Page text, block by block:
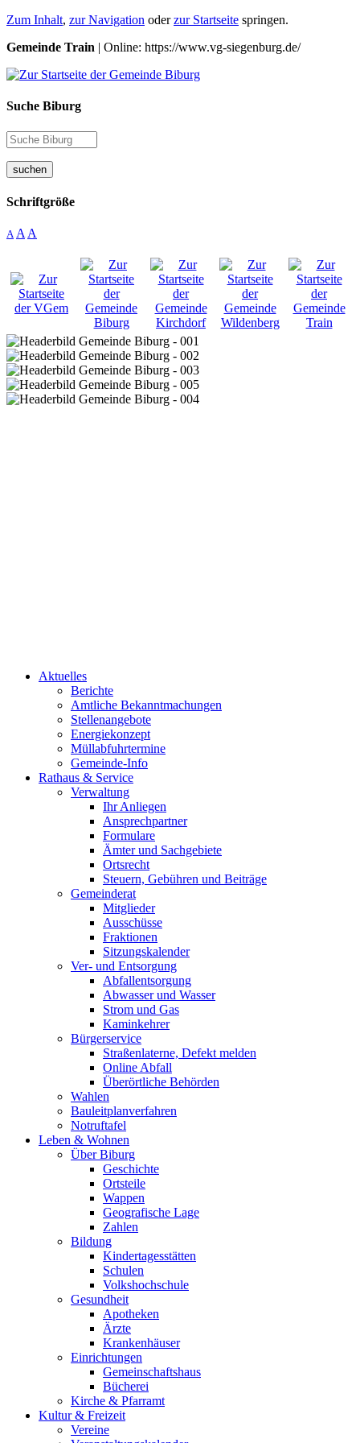
Zum Inhalt, zur Navigation oderzur Startseite springen.
Gemeinde Train | Online: https://www.vg-siegenburg.de/
Suche Biburg
suchen
Schriftgröße
A A A
Aktuelles
Berichte
Amtliche Bekanntmachungen
Stellenangebote
Energiekonzept
Müllabfuhrtermine
Gemeinde-Info
Rathaus & Service
Verwaltung
Ihr Anliegen
Ansprechpartner
Formulare
Ämter und Sachgebiete
Ortsrecht
Steuern, Gebühren und Beiträge
Gemeinderat
Mitglieder
Ausschüsse
Fraktionen
Sitzungskalender
Ver- und Entsorgung
Abfallentsorgung
Abwasser und Wasser
Strom und Gas
Kaminkehrer
Bürgerservice
Straßenlaterne, Defekt melden
Online Abfall
Überörtliche Behörden
Wahlen
Bauleitplanverfahren
Notruftafel
Leben & Wohnen
Über Biburg
Geschichte
Ortsteile
Wappen
Geografische Lage
Zahlen
Bildung
Kindertagesstätten
Schulen
Volkshochschule
Gesundheit
Apotheken
Ärzte
Krankenhäuser
Einrichtungen
Gemeinschaftshaus
Bücherei
Kirche & Pfarramt
Kultur & Freizeit
Vereine